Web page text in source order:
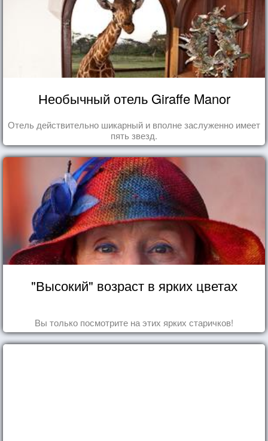
Необычный отель Giraffe Manor
Отель действительно шикарный и вполне заслуженно имеет
пять звезд.
"Высокий" возраст в ярких цветах
Вы только посмотрите на этих ярких старичков!